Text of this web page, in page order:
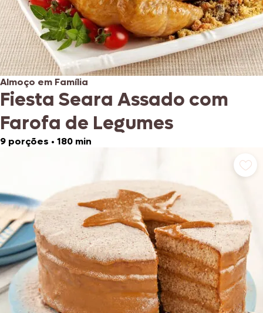
Almoço em Família
Fiesta Seara Assado com
Farofa de Legumes
9 porções • 180 min